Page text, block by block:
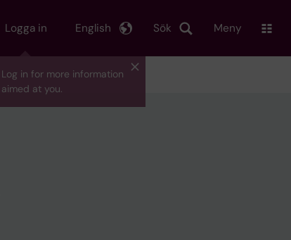
Logga in
Log in for more information
aimed at you.
Sök
English Meny